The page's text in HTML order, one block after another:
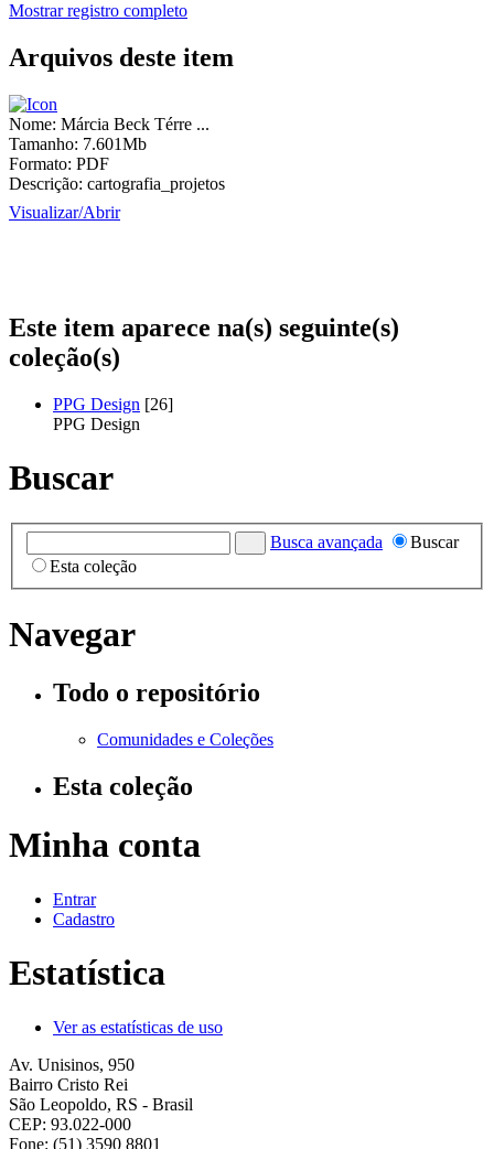
Mostrar registro completo
Arquivos deste item
Nome: Márcia Beck Térre ...
Tamanho: 7.601Mb
Formato: PDF
Descrição: cartografia_projetos
Visualizar/Abrir
Este item aparece na(s) seguinte(s)
coleção(s)
PPG Design [26]
PPG Design
Buscar
Busca avançada
Buscar
Esta coleção
Navegar
Todo o repositório
Comunidades e Coleções
Esta coleção
Minha conta
Entrar
Cadastro
Estatística
Ver as estatísticas de uso
Av. Unisinos, 950
Bairro Cristo Rei
São Leopoldo, RS - Brasil
CEP: 93.022-000
Fone: (51) 3590 8801